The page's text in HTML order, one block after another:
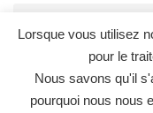
Recevoir la newsletter
Lorsque vous utilisez
pour le
Nous savons qu'il
pourquoi nous nous